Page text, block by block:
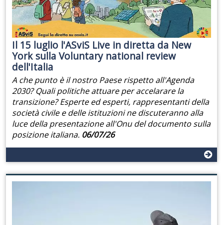
Il 15 luglio l'ASviS Live in diretta da New
York sulla Voluntary national review
dell'Italia
A che punto è il nostro Paese rispetto all'Agenda
2030? Quali politiche attuare per accelarare la
transizione? Esperte ed esperti, rappresentanti della
società civile e delle istituzioni ne discuteranno alla
luce della presentazione all'Onu del documento sulla
posizione italiana. 06/07/26